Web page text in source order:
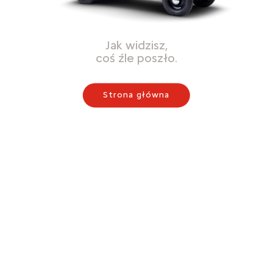
Jak widzisz,
coś źle poszło.
Strona główna